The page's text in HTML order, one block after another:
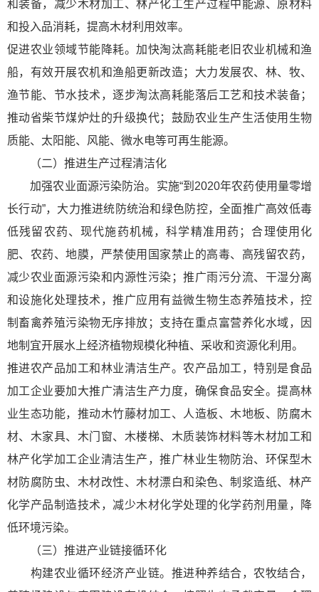
和装备，减少木材加工、林产化工生产过程中能源、原材料
和投入品消耗，提高木材利用效率。
促进农业领域节能降耗。加快淘汰高耗能老旧农业机械和渔
船，有效开展农机和渔船更新改造；大力发展农、林、牧、
渔节能、节水技术，逐步淘汰高耗能落后工艺和技术装备；
推动省柴节煤炉灶的升级换代；鼓励农业生产生活使用生物
质能、太阳能、风能、微水电等可再生能源。
（二）推进生产过程清洁化
加强农业面源污染防治。实施“到2020年农药使用量零增
长行动”，大力推进统防统治和绿色防控，全面推广高效低毒
低残留农药、现代施药机械，科学精准用药；合理使用化
肥、农药、地膜，严禁使用国家禁止的高毒、高残留农药，
减少农业面源污染和内源性污染；推广雨污分流、干湿分离
和设施化处理技术，推广应用有益微生物生态养殖技术，控
制畜禽养殖污染物无序排放；支持在重点富营养化水域，因
地制宜开展水上经济植物规模化种植、采收和资源化利用。
推进农产品加工和林业清洁生产。农产品加工，特别是食品
加工企业要加大推广清洁生产力度，确保食品安全。提高林
业生态功能，推动木竹藤材加工、人造板、木地板、防腐木
材、木家具、木门窗、木楼梯、木质装饰材料等木材加工和
林产化学加工企业清洁生产，推广林业生物防治、环保型木
材防腐防虫、木材改性、木材漂白和染色、制浆造纸、林产
化学产品制造技术，减少木材化学处理的化学药剂用量，降
低环境污染。
（三）推进产业链接循环化
构建农业循环经济产业链。推进种养结合，农牧结合，